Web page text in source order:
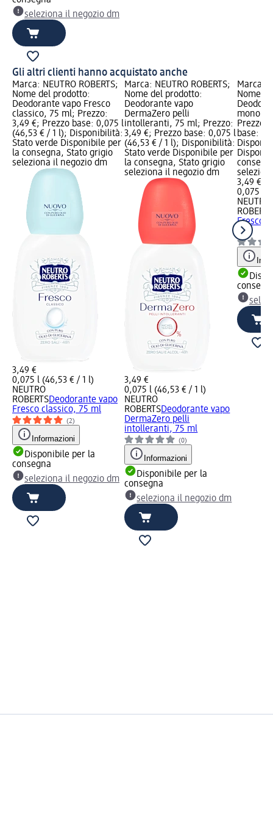
seleziona il negozio dm
Gli altri clienti hanno acquistato anche
Marca: NEUTRO ROBERTS;
Nome del prodotto:
Deodorante vapo Fresco
classico, 75 ml; Prezzo:
3,49 €; Prezzo base: 0,075 l
(46,53 € / 1 l); Disponibilità:
Stato verde Disponibile per
la consegna, Stato grigio
seleziona il negozio dm
3,49 €
0,075 l (46,53 € / 1 l)
NEUTRO
ROBERTSDeodorante vapo
Fresco classico, 75 ml
(2)
Informazioni
Disponibile per la
consegna
seleziona il negozio dm
Marca: NEUTRO ROBERTS;
Nome del prodotto:
Deodorante vapo
DermaZero pelli
intolleranti, 75 ml; Prezzo:
3,49 €; Prezzo base: 0,075 l
(46,53 € / 1 l); Disponibilità:
Stato verde Disponibile per
la consegna, Stato grigio
seleziona il negozio dm
3,49 €
0,075 l (46,53 € / 1 l)
NEUTRO
ROBERTSDeodorante vapo
DermaZero pelli
intolleranti, 75 ml
(0)
Informazioni
Disponibile per la
consegna
seleziona il negozio dm
Marca:
Nome
monoi e
Prezzo:
base:
3,49 €
0,075 l
NEUTRO
ROBERTS
Fresco
ml